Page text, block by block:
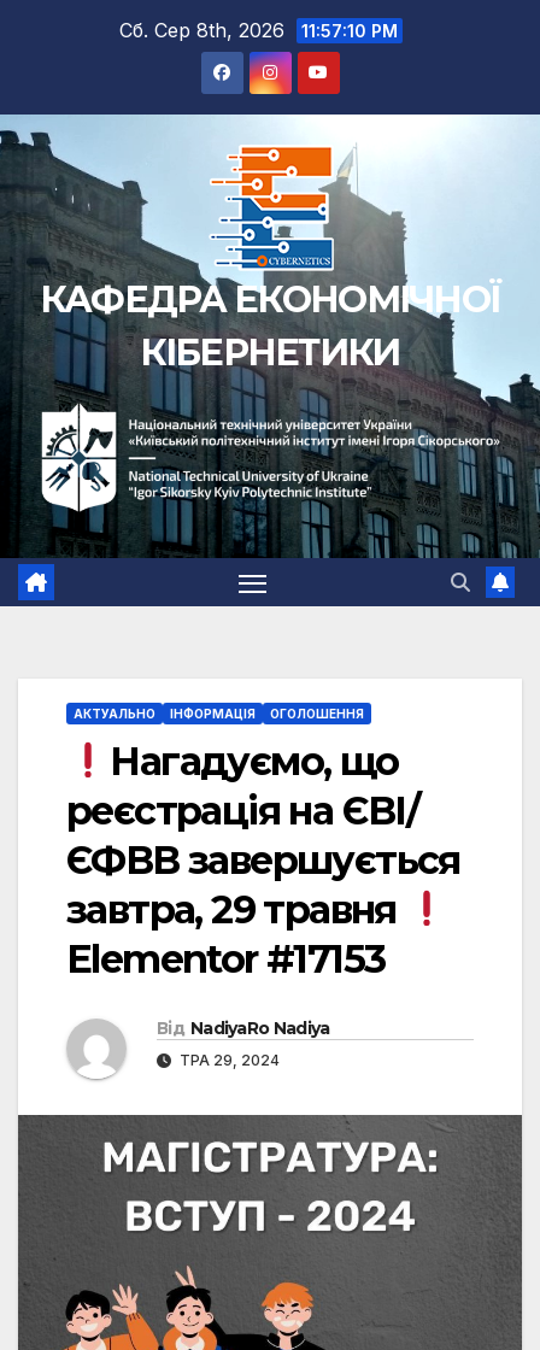
Сб. Сер 8th, 2026 11:57:11 PM
КАФЕДРА ЕКОНОМІЧНОЇ
КІБЕРНЕТИКИ
АКТУАЛЬНО ІНФОРМАЦІЯ ОГОЛОШЕННЯ
Нагадуємо, що
реєстрація на ЄВІ/
ЄФВВ завершується
завтра, 29 травня
Elementor #17153
Від NadiyaRo Nadiya
ТРА 29, 2024